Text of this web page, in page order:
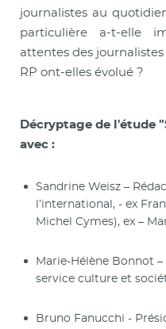
journalistes au
particulière a-t-elle
attentes des
RP ont-elles évolué ?
Décryptage de l'étude
avec :
Sandrine Weisz –
l’international, - ex
Michel Cymes), ex –
Marie-Hélène Bonnot
service culture et
Bruno Fanucchi -